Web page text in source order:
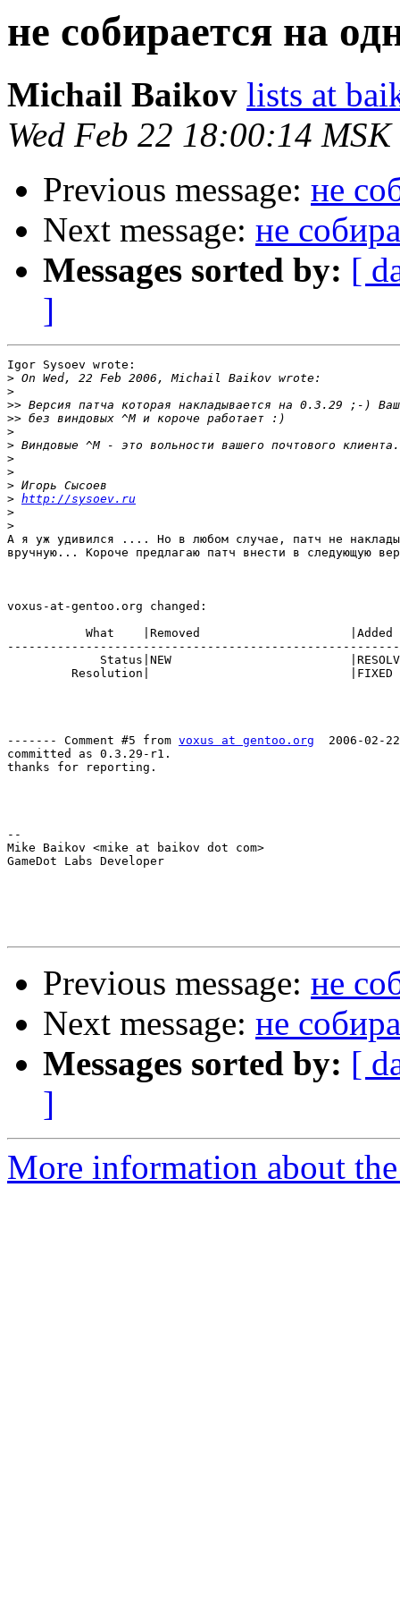
не собирается на
Michail Baikov lists at
Wed Feb 22 18:00:14
Previous message: не
Next message: не
Messages sorted by: [
]
Igor Sysoev wrote:
>
>
>>
>>
>
>
>
>
>
> http://sysoev.ru
>
>
А я уж удивился .... Но в любом случае, патч не
вручную... Короче предлагаю патч внести в следующую
voxus-at-gentoo.org changed:
           What    |Removed                     |Added
Status|NEW
         Resolution|                            |FIXED
------- Comment #5 from voxus at gentoo.org
2006-02-
committed as 0.3.29-r1.
thanks for reporting.
--
Mike Baikov <mike at baikov dot com>
GameDot Labs Developer
Previous message: не
Next message: не
Messages sorted by: [
]
More information about